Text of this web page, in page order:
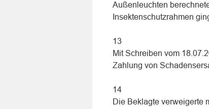
Außenleuchten
Insektenschutzrahmen
13
Mit Schreiben vom
Zahlung von
14
Die Beklagte verweigerte